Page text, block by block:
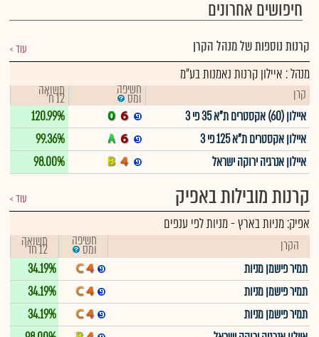
חיפושים אחרונים
קרנות נוספות של מנהל הקרן עוד
מנהל : איילון קרנות נאמנות בע"מ
קרן חשיפה
ומס תשואה
12 ח'
איילון (60) אקסטרים ת"א 35 פי 3
120.99%
איילון אקסטרים ת"א 125 פי 3
99.36%
איילון אנרגיה ירוקה ישראל
98.00%
קרנות מובילות באפיק עוד
אפיק:מניות בארץ-מניות לפי ענפים
הקרן חשיפה
ומס תשואה
12 חד'
תמיר פישמן מניות
34.19%
תמיר פישמן מניות
34.19%
תמיר פישמן מניות
34.19%